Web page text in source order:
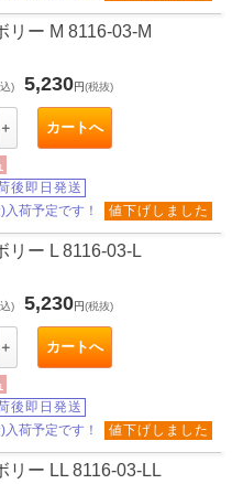
リー M 8116-03-M
) 5,230円(税抜)
＋ カートへ
後即日発送
入荷予定です！ 値下げしました
リー L 8116-03-L
) 5,230円(税抜)
＋ カートへ
後即日発送
入荷予定です！ 値下げしました
リー LL 8116-03-LL